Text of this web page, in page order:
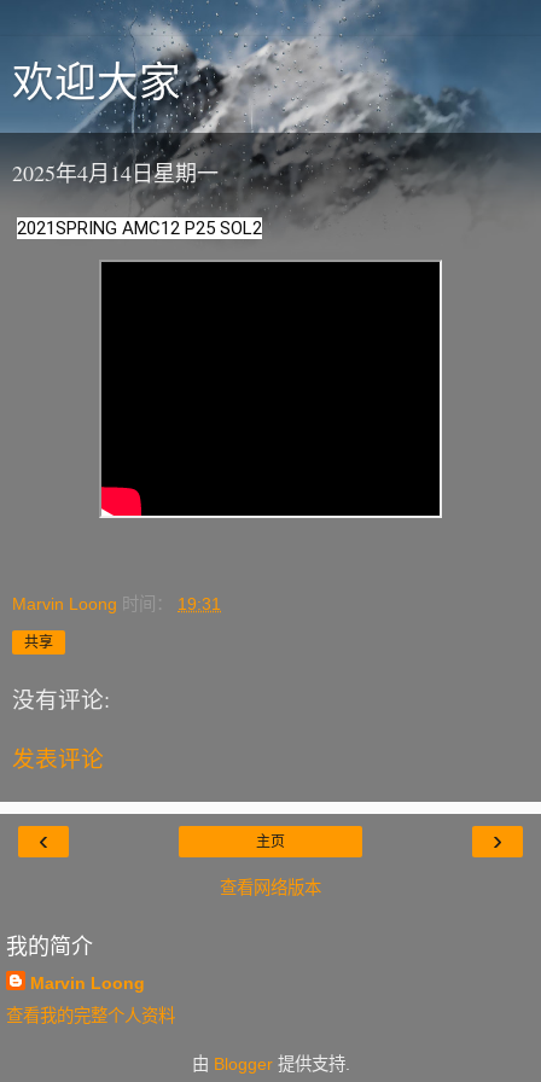
欢迎大家
2025年4月14日星期一
2021SPRING AMC12 P25 SOL2
Marvin Loong 时间： 19:31
共享
没有评论:
发表评论
‹ ›
主页
查看网络版本
我的简介
Marvin Loong
查看我的完整个人资料
由 Blogger提供支持.